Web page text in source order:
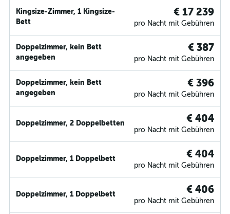
Kingsize-Zimmer, 1 Kingsize-
Bett
€ 17 239
pro Nacht mit Gebühren
Doppelzimmer, kein Bett
angegeben
€ 387
pro Nacht mit Gebühren
Doppelzimmer, kein Bett
angegeben
€ 396
pro Nacht mit Gebühren
Doppelzimmer, 2 Doppelbetten € 404
pro Nacht mit Gebühren
Doppelzimmer, 1 Doppelbett € 404
pro Nacht mit Gebühren
Doppelzimmer, 1 Doppelbett € 406
pro Nacht mit Gebühren